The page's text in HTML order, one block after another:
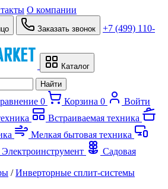
О компании
Заказать звонок
+7 (499) 110-
Каталог
Найти
0 Корзина 0
Войти
Встраиваемая техника
Мелкая бытовая техника
Электроинструмент
Садовая
/ Инверторные сплит-системы